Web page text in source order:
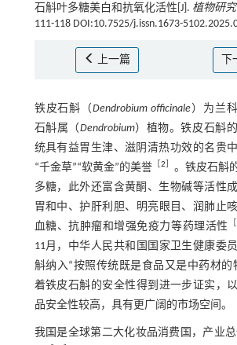
石斛叶多糖美白和抗氧化活性[J]. 植物研究
111-118 DOI:10.7525/j.issn.1673-
上一篇
铁皮石斛（Dendrobium officinale）为兰科
石斛属（Dendrobium）植物。铁皮石斛
统具有益胃生津、滋阴清热功效的名贵
“千金草”“软黄金”的美誉［ 2
。铁皮石斛
多糖，此外还富含黄酮、生物碱等活性
胃和中、护肝利胆、明亮眼目、润肺止
血糖、抗肿瘤和增强免疫力等药理活性
11月，中华人民共和国国家卫生健康委
斛纳入“按照传统既是食品又是中药材的
着铁皮石斛的安全性得到进一步证实，
品安全性较高，具有更广阔的市场空间。
我国是全球第二大化妆品消费国，产业